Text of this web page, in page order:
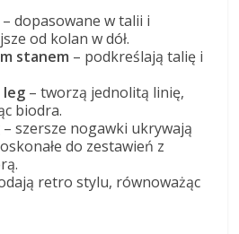
– dopasowane w talii i
od kolan w dół.
stanem – podkreślają talię i
leg – tworzą jednolitą linię,
biodra.
– szersze nogawki ukrywają
do zestawień z
retro stylu, równoważąc